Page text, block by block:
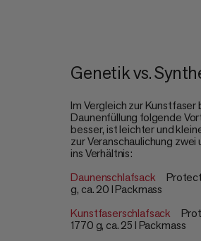
Genetik vs.
Im Vergleich zur Kunstfaser
Daunenfüllung folgende
besser, ist leichter und
zur Veranschaulichung
ins Verhältnis:
Daunenschlafsack
g, ca. 20 l Packmass
Kunstfaserschlafsack
1770 g, ca. 25 l Packmass